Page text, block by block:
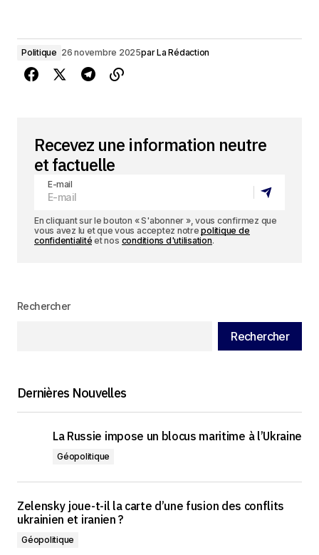
Politique 26 novembre 2025parLa Rédaction
Recevez une information neutre
et factuelle
E-mail
En cliquant sur le bouton « S'abonner », vous confirmez que
vous avez lu et que vous acceptez notrepolitique de
confidentialité et nos conditions d'utilisation.
Rechercher
Rechercher
Dernières Nouvelles
La Russie impose un blocus maritime à l’Ukraine
Géopolitique
Zelensky joue-t-il la carte d’une fusion des conflits
ukrainien et iranien ?
Géopolitique